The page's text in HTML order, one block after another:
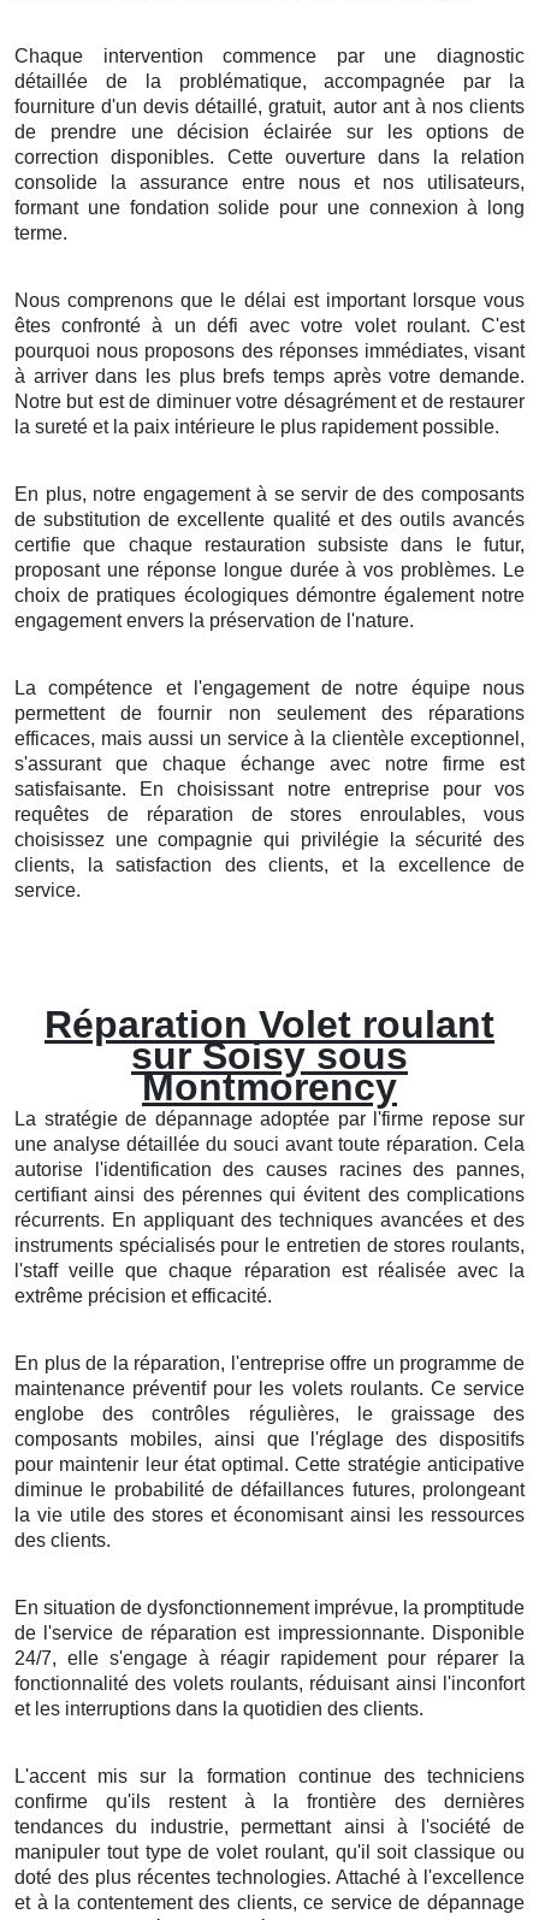
Chaque intervention commence par une diagnostic
détaillée de la problématique, accompagnée par la
fourniture d'un devis détaillé, gratuit, autor ant à nos clients
de prendre une décision éclairée sur les options de
correction disponibles. Cette ouverture dans la relation
consolide la assurance entre nous et nos utilisateurs,
formant une fondation solide pour une connexion à long
terme.
Nous comprenons que le délai est important lorsque vous
êtes confronté à un défi avec votre volet roulant. C'est
pourquoi nous proposons des réponses immédiates, visant
à arriver dans les plus brefs temps après votre demande.
Notre but est de diminuer votre désagrément et de restaurer
la sureté et la paix intérieure le plus rapidement possible.
En plus, notre engagement à se servir de des composants
de substitution de excellente qualité et des outils avancés
certifie que chaque restauration subsiste dans le futur,
proposant une réponse longue durée à vos problèmes. Le
choix de pratiques écologiques démontre également notre
engagement envers la préservation de l'nature.
La compétence et l'engagement de notre équipe nous
permettent de fournir non seulement des réparations
efficaces, mais aussi un service à la clientèle exceptionnel,
s'assurant que chaque échange avec notre firme est
satisfaisante. En choisissant notre entreprise pour vos
requêtes de réparation de stores enroulables, vous
choisissez une compagnie qui privilégie la sécurité des
clients, la satisfaction des clients, et la excellence de
service.
Réparation Volet roulant
sur Soisy sous
Montmorency
La stratégie de dépannage adoptée par l'firme repose sur
une analyse détaillée du souci avant toute réparation. Cela
autorise l'identification des causes racines des pannes,
certifiant ainsi des pérennes qui évitent des complications
récurrents. En appliquant des techniques avancées et des
instruments spécialisés pour le entretien de stores roulants,
l'staff veille que chaque réparation est réalisée avec la
extrême précision et efficacité.
En plus de la réparation, l'entreprise offre un programme de
maintenance préventif pour les volets roulants. Ce service
englobe des contrôles régulières, le graissage des
composants mobiles, ainsi que l'réglage des dispositifs
pour maintenir leur état optimal. Cette stratégie anticipative
diminue le probabilité de défaillances futures, prolongeant
la vie utile des stores et économisant ainsi les ressources
des clients.
En situation de dysfonctionnement imprévue, la promptitude
de l'service de réparation est impressionnante. Disponible
24/7, elle s'engage à réagir rapidement pour réparer la
fonctionnalité des volets roulants, réduisant ainsi l'inconfort
et les interruptions dans la quotidien des clients.
L'accent mis sur la formation continue des techniciens
confirme qu'ils restent à la frontière des dernières
tendances du industrie, permettant ainsi à l'société de
manipuler tout type de volet roulant, qu'il soit classique ou
doté des plus récentes technologies. Attaché à l'excellence
et à la contentement des clients, ce service de dépannage